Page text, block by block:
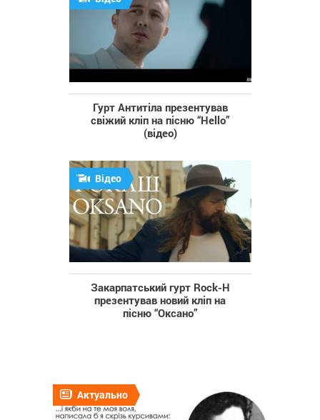
Гурт Антитіла презентував
свіжий кліп на пісню “Hello”
(відео)
Відео
Закарпатський гурт Rock-H
презентував новий кліп на
пісню “Оксано”
Актуально